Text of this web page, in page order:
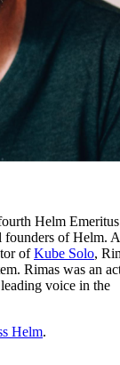
Helm Emeritus
founders of Helm.
ofKube Solo,
Rimas was an
voice in the
Helm.